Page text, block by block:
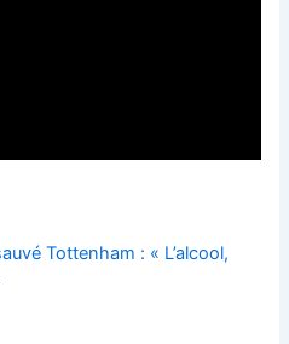
Tottenham : « L’alcool,